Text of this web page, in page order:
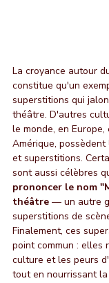
La croyance autour
constitue qu'un
superstitions qui
théâtre. D'autres
le monde, en
Amérique,
et superstitions.
sont aussi célèbres
prononcer le nom
théâtre — un autre
superstitions de
Finalement, ces
point commun : elles
culture et les peurs
tout en nourrissant